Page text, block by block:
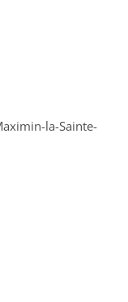
la-Sainte-